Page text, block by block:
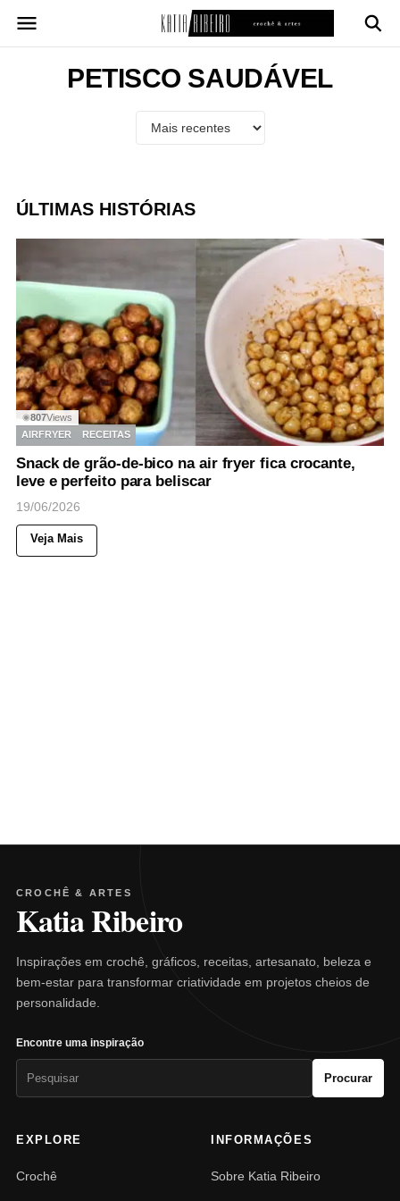
para
PETISCO SAUDÁVEL
ÚLTIMAS HISTÓRIAS
◉807Views
AIRFRYER
RECEITAS
Snack de grão-de-bico na air fryer fica crocante,
leve e perfeito para beliscar
19/06/2026
Veja Mais
CROCHÊ & ARTES
Katia Ribeiro
Inspirações em crochê, gráficos, receitas, artesanato, beleza e
bem-estar para transformar criatividade em projetos cheios de
personalidade.
Encontre uma inspiração
Procurar
EXPLORE
Crochê
INFORMAÇÕES
Sobre Katia Ribeiro